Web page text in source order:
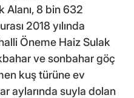
Alanı, 8 bin 632
2018 yılında
Öneme Haiz Sulak
ve sonbahar göç
kuş türüne ev
aylarında suyla dolan